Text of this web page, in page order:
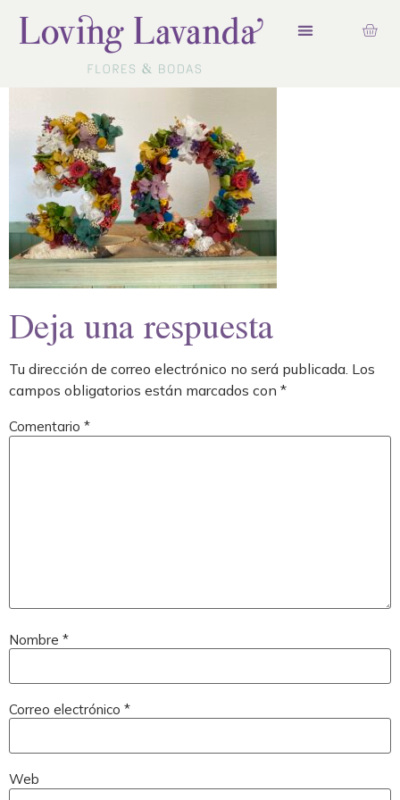
Deja una respuesta
Tu dirección de correo electrónico no será publicada. Los
campos obligatorios están marcados con *
Comentario *
Nombre *
Correo electrónico *
Web